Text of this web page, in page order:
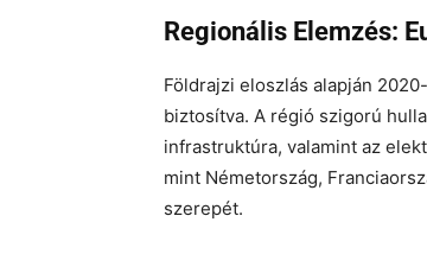
Regionális Elemzés:
Földrajzi eloszlás alapján
biztosítva. A régió szigorú
infrastruktúra, valamint az
mint Németország,
szerepét.